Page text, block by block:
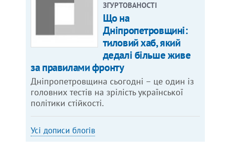
ЗГУРТОВАНОСТІ
Що на
Дніпропетровщині:
тиловий хаб, який
дедалі більше живе
за правилами фронту
Дніпропетровщина сьогодні – це один із
головних тестів на зрілість української
політики стійкості.
Усі дописи блогів